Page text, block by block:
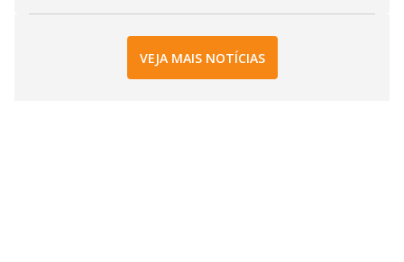
VEJA MAIS NOTÍCIAS